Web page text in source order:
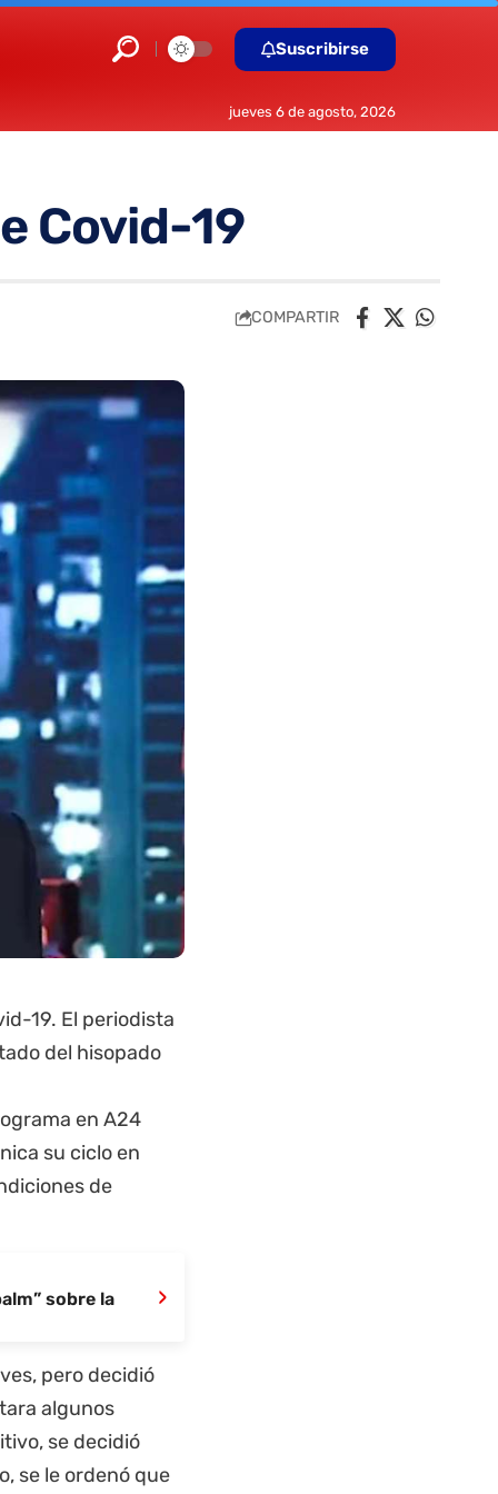
Suscribirse
jueves 6 de agosto, 2026
Covid-19
COMPARTIR
19. El periodista
del hisopado
en A24
su ciclo en
de
sobre la ›
pero decidió
algunos
se decidió
se le ordenó que